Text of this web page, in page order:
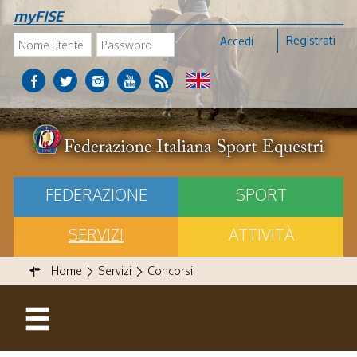
myFISE
Accedi Registrati
FEDERAZIONE
SPORT
SERVIZI
ATTIVITÀ
Home Servizi Concorsi